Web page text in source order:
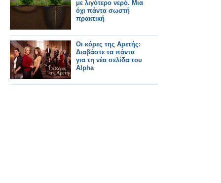
με λιγότερο νερό. Μια
όχι πάντα σωστή
πρακτική
Οι κόρες της Αρετής:
Διαβάστε τα πάντα
για τη νέα σελίδα του
Alpha